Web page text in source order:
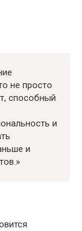
не просто
способный
и
и